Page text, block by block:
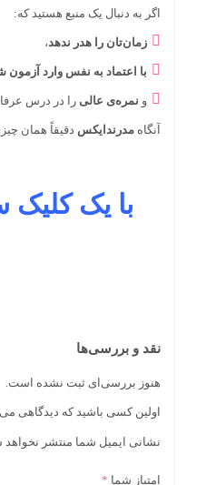
اگر به دنبال یک منبع هستید که:
زمان‌تان را هدر ندهد،
با اعتماد به نفس وارد آزمون
و نمره‌ی عالی را در درس
آنگاهمدرندایکس دقیقاً همان
با یک کلیک
نقد و بررسی‌ها
هنوز بررسی‌ای ثبت نشده است.
اولین کسی باشید که دیدگاهی می
نشانی ایمیل شما منتشر نخواهد
امتیاز شما *